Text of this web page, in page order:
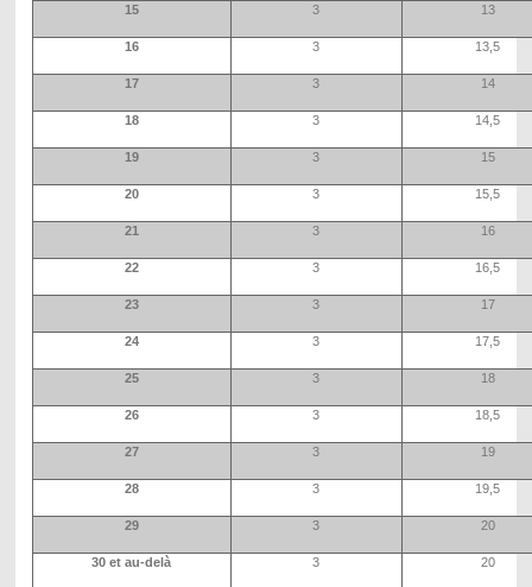
15 3 13
16 3 13,5
17 3 14
18 3 14,5
19 3 15
20 3 15,5
21 3 16
22 3 16,5
23 3 17
24 3 17,5
25 3 18
26 3 18,5
27 3 19
28 3 19,5
29 3 20
30 et au-delà 3 20